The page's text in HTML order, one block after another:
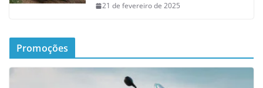
21 de fevereiro de 2025
Promoções